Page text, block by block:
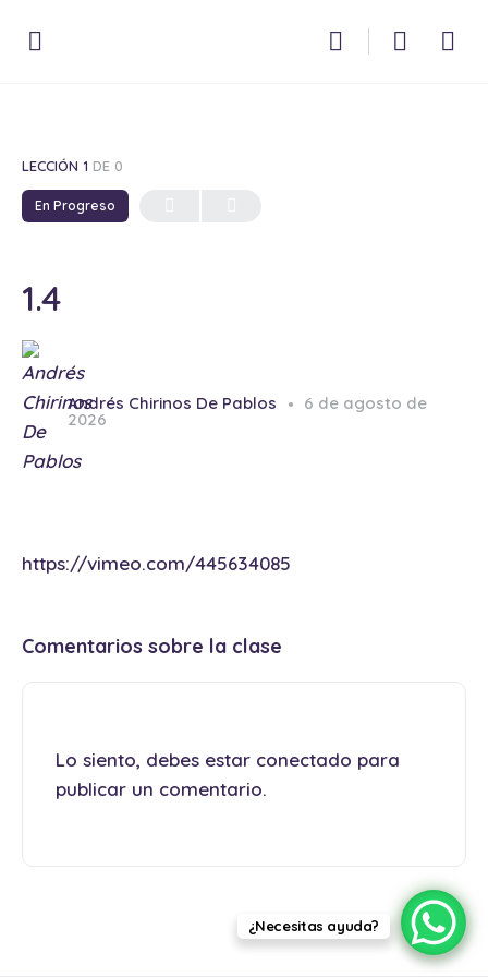
LECCIÓN 1 DE 0
En Progreso
1.4
Andrés Chirinos De Pablos 6 de agosto de
2026
https://vimeo.com/445634085
Comentarios sobre la clase
Lo siento, debes estar conectado para
publicar un comentario.
¿Necesitas ayuda?